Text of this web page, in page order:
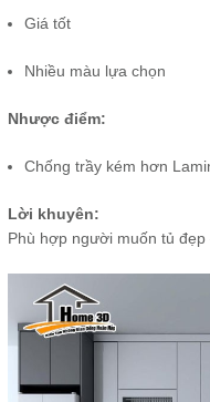
Giá tốt
Nhiều màu lựa chọn
Nhược điểm:
Chống trầy kém hơn
Lời khuyên:
Phù hợp người muốn tủ đẹp